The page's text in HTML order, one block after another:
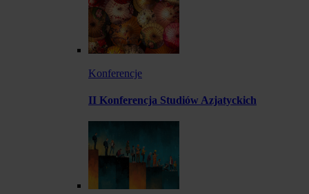
Konferencje
II Konferencja Studiów Azjatyckich